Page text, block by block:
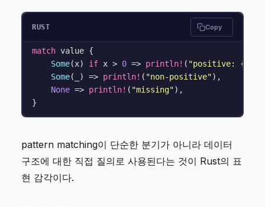
RUST Copy
match value {
Some(x) if x > 0 => println! ( "positive: {}"
Some(_) => println! ( "non-positive"),
None => println! ( "missing"),
pattern matching이 단순한 분기가 아니라 데이터
구조에 대한 직접 질의로 사용된다는 것이 Rust의 표
현 감각이다.